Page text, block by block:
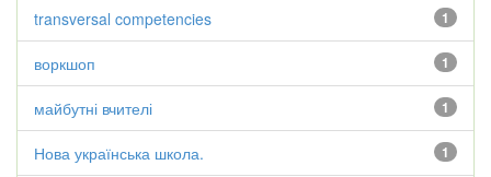
1
transversal competencies
1
воркшоп
1
майбутні вчителі
1
Нова українська школа.